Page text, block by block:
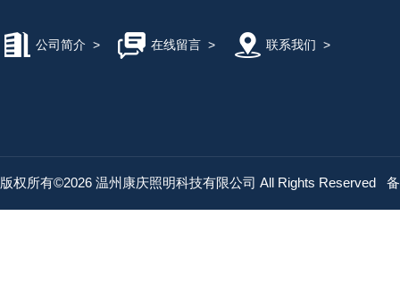
公司简介 > 在线留言> 联系我们 >
版权所有©2026 温州康庆照明科技有限公司 All Rights Reserved